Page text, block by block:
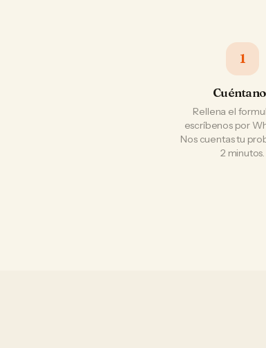
1
Rellena el
escríbenos por
Nos cuentas tu
2 minutos.